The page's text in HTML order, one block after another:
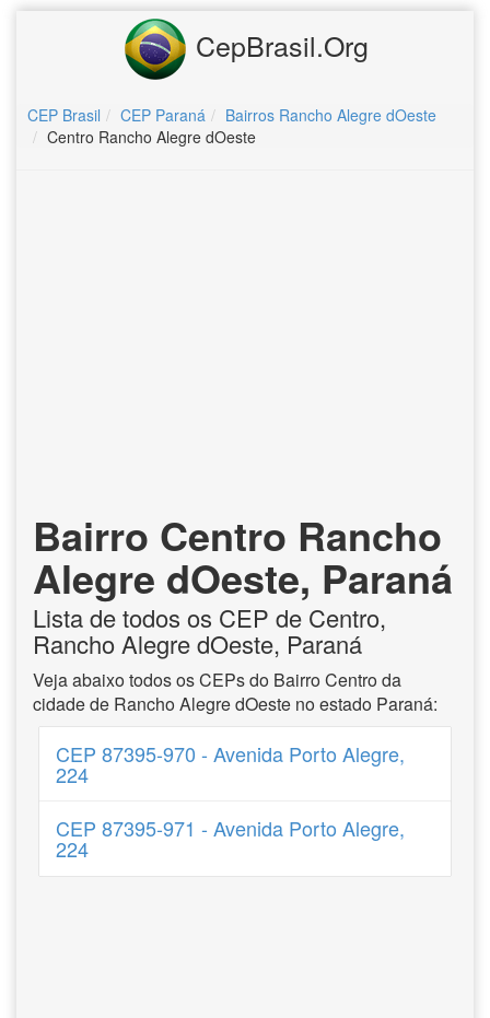
CepBrasil.Org
CEP Brasil CEP Paraná
Bairros Rancho Alegre dOeste
Centro Rancho Alegre dOeste
Bairro Centro Rancho
Alegre dOeste, Paraná
Lista de todos os CEP de Centro,
Rancho Alegre dOeste, Paraná
Veja abaixo todos os CEPs do Bairro Centro da
cidade de Rancho Alegre dOeste no estado Paraná:
CEP 87395-970 - Avenida Porto Alegre,
224
CEP 87395-971 - Avenida Porto Alegre,
224